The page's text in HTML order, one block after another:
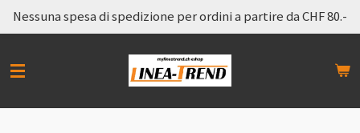
Vai
al
principale
Nessuna spesa di spedizione per ordini a partire da CHF 80.-